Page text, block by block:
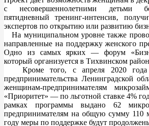
с несовершеннолетними детьми
пятидневный тренинг-интенсив,
экспертов по открытию или развитию
На муниципальном уровне также
направленные на поддержку женского
Одно из самых ярких — форум
который организуется в Тихвинском
Кроме того, с апреля 2020 года
предпринимательства Ленинградской
женщинам-предпринимателям
«Приоритет» — по льготной ставке 4%
рамках программы выдано 62
предпринимателям на общую сумму 110
году меры по поддержке будут